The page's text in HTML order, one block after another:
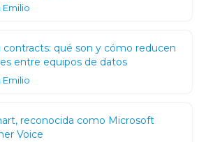
Emilio
contracts: qué son y cómo reducen
entre equipos de datos
Emilio
reconocida como Microsoft
Voice